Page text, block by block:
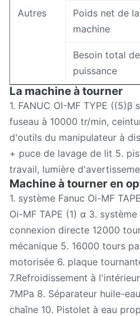
Autres
Poids net de la
machine
Besoin total de
puissance
La machine à tourner
1. FANUC OI-MF TYPE
fuseau à 10000 tr/min,
d'outils du manipulateur à
+ puce de lavage de lit 5.
travail, lumière
Machine à tourner en
1. système Fanuc Oi-MF
Oi-MF TAPE (1) α 3.
connexion directe 12000
mécanique 5. 16000 tours
motorisée 6. plaque
7.Refroidissement à
7MPa 8. Séparateur huile-
chaîne 10. Pistolet à eau